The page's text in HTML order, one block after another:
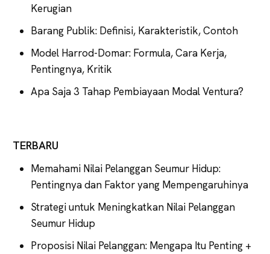
Kerugian
Barang Publik: Definisi, Karakteristik, Contoh
Model Harrod-Domar: Formula, Cara Kerja,
Pentingnya, Kritik
Apa Saja 3 Tahap Pembiayaan Modal Ventura?
TERBARU
Memahami Nilai Pelanggan Seumur Hidup:
Pentingnya dan Faktor yang Mempengaruhinya
Strategi untuk Meningkatkan Nilai Pelanggan
Seumur Hidup
Proposisi Nilai Pelanggan: Mengapa Itu Penting +